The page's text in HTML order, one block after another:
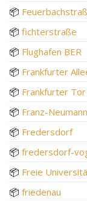
📦
📦 fichterstraße
📦 Flughafen BER
📦 Frankfurter
📦 Frankfurter Tor
📦 Franz-
📦 Fredersdorf
📦 fredersdorf-
📦 Freie
📦 friedenau